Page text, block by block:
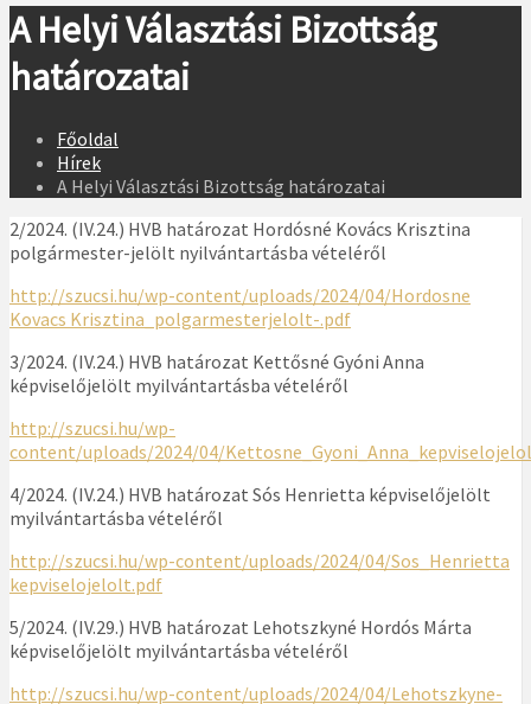
A Helyi Választási Bizottság
határozatai
Főoldal
Hírek
A Helyi Választási Bizottság határozatai
2/2024. (IV.24.) HVB határozat Hordósné Kovács Krisztina
polgármester-jelölt nyilvántartásba vételéről
http://szucsi.hu/wp-content/uploads/2024/04/Hordosne
Kovacs Krisztina_polgarmesterjelolt-.pdf
3/2024. (IV.24.) HVB határozat Kettősné Gyóni Anna
képviselőjelölt myilvántartásba vételéről
http://szucsi.hu/wp-
content/uploads/2024/04/
4/2024. (IV.24.) HVB határozat Sós Henrietta képviselőjelölt
myilvántartásba vételéről
http://szucsi.hu/wp-content/uploads/2024/04/Sos_Henrietta
kepviselojelolt.pdf
5/2024. (IV.29.) HVB határozat Lehotszkyné Hordós Márta
képviselőjelölt myilvántartásba vételéről
http://szucsi.hu/wp-content/uploads/2024/04/Lehotszkyne-